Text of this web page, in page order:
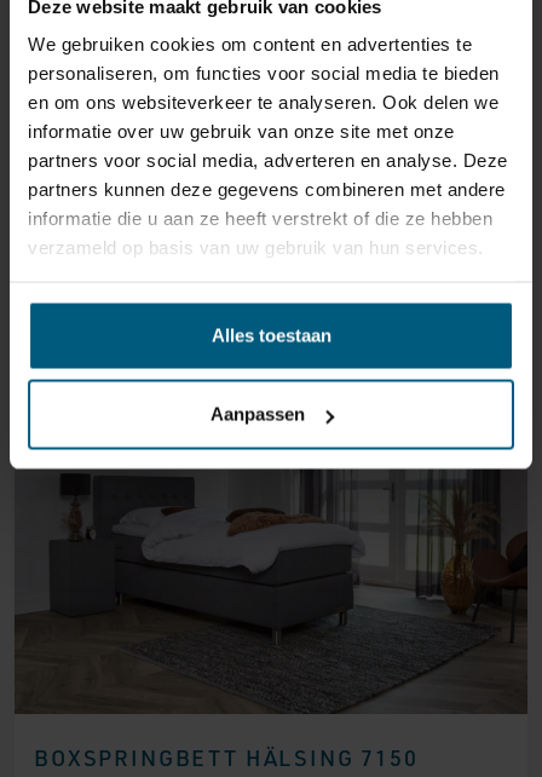
Deze website maakt gebruik van cookies
We gebruiken cookies om content en advertenties te
personaliseren, om functies voor social media te bieden
en om ons websiteverkeer te analyseren. Ook delen we
informatie over uw gebruik van onze site met onze
partners voor social media, adverteren en analyse. Deze
partners kunnen deze gegevens combineren met andere
informatie die u aan ze heeft verstrekt of die ze hebben
verzameld op basis van uw gebruik van hun services.
Alles toestaan
Aanpassen
BOXSPRINGBETT HÄLSING 7100
EINZEL-/DOPPELBETT
AB:
Preis
1.035,00
Preis
BOXSPRINGBETT HÄLSING 7150